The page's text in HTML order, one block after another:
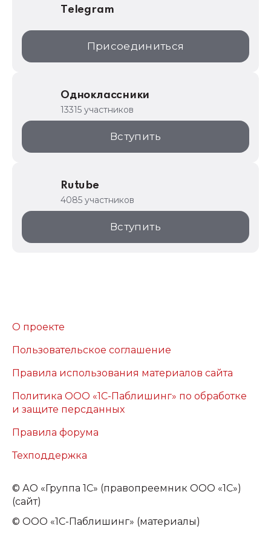
Telegram
Присоединиться
Одноклассники
13315 участников
Вступить
Rutube
4085 участников
Вступить
О проекте
Пользовательское соглашение
Правила использования материалов сайта
Политика ООО «1С-Паблишинг» по обработке
и защите персданных
Правила форума
Техподдержка
© АО «Группа 1С» (правопреемник ООО «1С»)
(сайт)
© ООО «1С-Паблишинг» (материалы)